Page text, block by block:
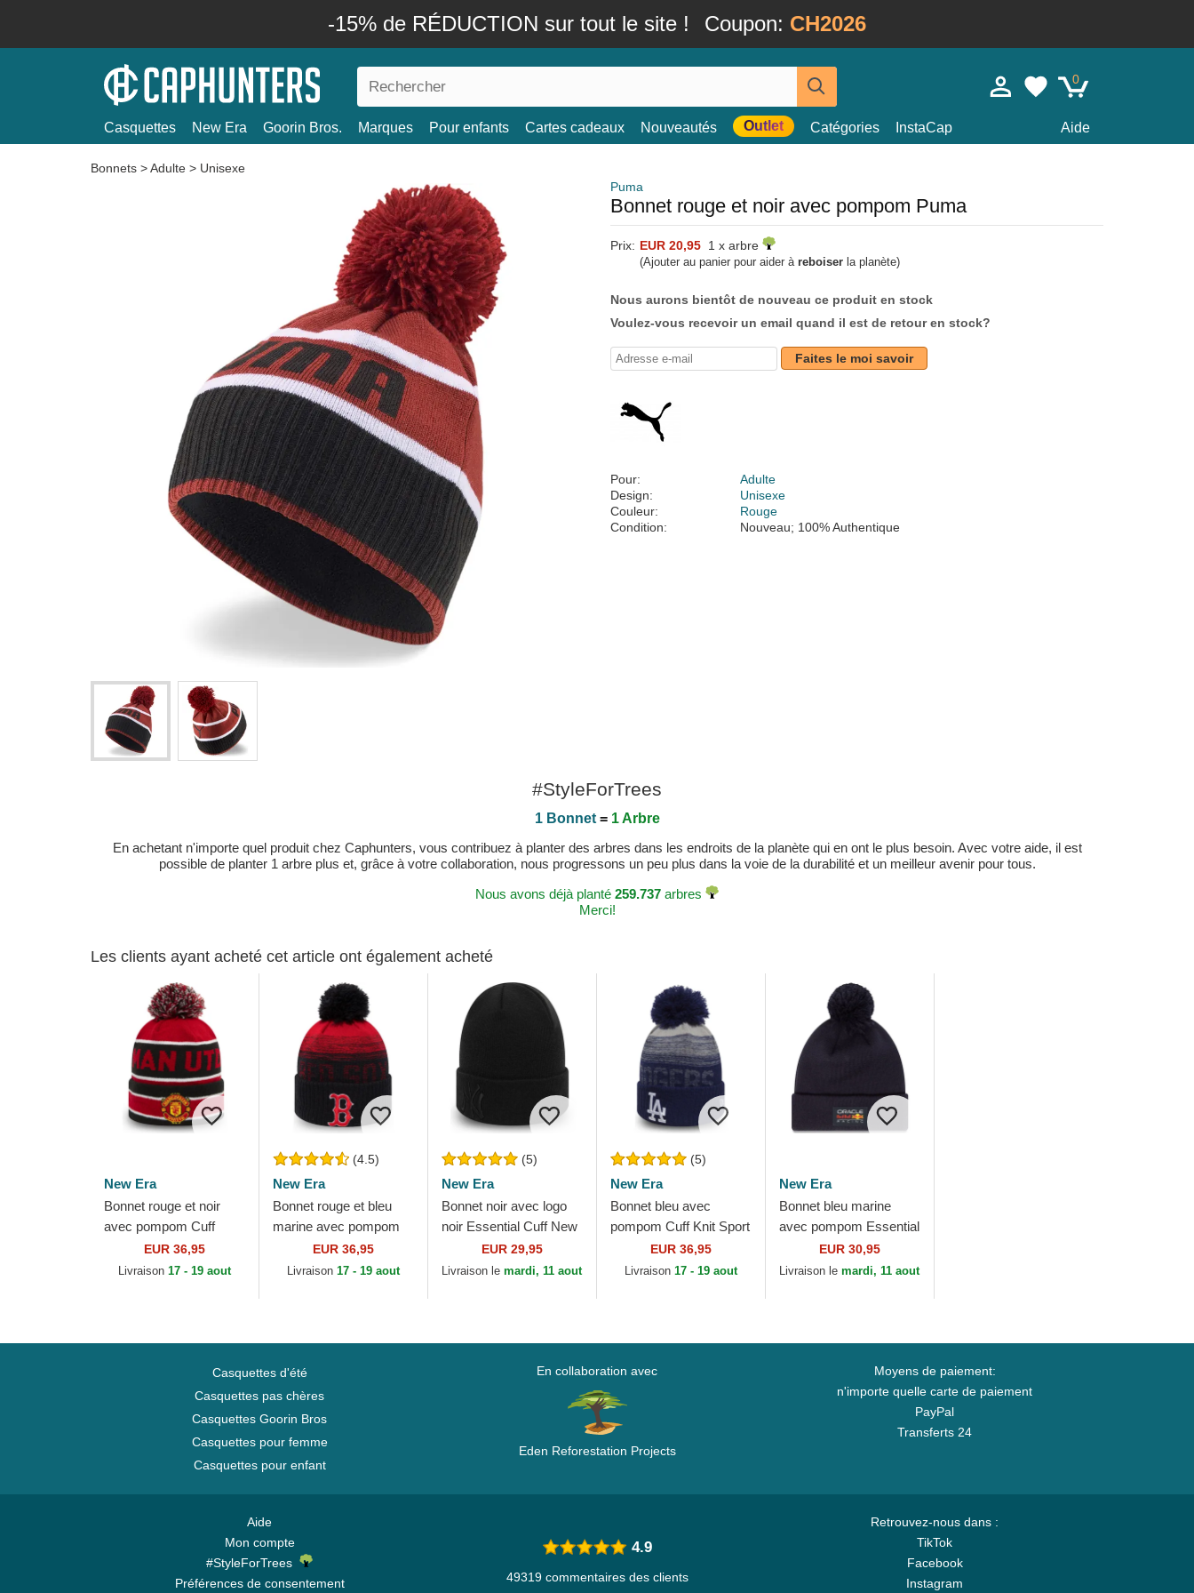
-15% de RÉDUCTION sur tout le site ! Coupon: CH2026
0
Casquettes New Era Goorin Bros. Marques Pour enfants Cartes cadeaux Nouveautés Outlet Catégories InstaCap Aide
Bonnets >Adulte > Unisexe
Puma
Bonnet rouge et noir avec pompom Puma
Prix: EUR 20,95 1 x arbre
(Ajouter au panier pour aider à reboiser la planète)
Nous aurons bientôt de nouveau ce produit en stock
Voulez-vous recevoir un email quand il est de retour en stock?
Faites le moi savoir
Pour:
Adulte
Design:
Unisexe
Couleur:
Rouge
Condition:
Nouveau; 100% Authentique
#StyleForTrees
1 Bonnet= 1 Arbre
En achetant n'importe quel produit chez Caphunters, vous contribuez à planter des arbres dans les endroits de la planète qui en ont le plus besoin. Avec votre aide, il est
possible de planter 1 arbre plus et, grâce à votre collaboration, nous progressons un peu plus dans la voie de la durabilité et un meilleur avenir pour tous.
Nous avons déjà planté 259.737 arbres
Merci!
Les clients ayant acheté cet article ont également acheté
New Era
Bonnet rouge et noir
avec pompom Cuff
Jake Manchester
United Football Club
EUR 36,95
Livraison 17 - 19 aout
(4.5)
New Era
Bonnet rouge et bleu
marine avec pompom
Sport Boston Red Sox
MLB New Era
EUR 36,95
Livraison 17 - 19 aout
(5)
New Era
Bonnet noir avec logo
noir Essential Cuff New
York Yankees MLB
New Era
EUR 29,95
Livraison lemardi, 11 aout
(5)
New Era
Bonnet bleu avec
pompom Cuff Knit Sport
Los Angeles Dodgers
MLB New Era
EUR 36,95
Livraison 17 - 19 aout
New Era
Bonnet bleu marine
avec pompom Essential
Red Bull Racing
Formula 1 New Era
EUR 30,95
Livraison lemardi, 11 aout
Casquettes d'été
Casquettes pas chères
Casquettes Goorin Bros
Casquettes pour femme
Casquettes pour enfant
En collaboration avec
Eden Reforestation Projects
Moyens de paiement:
n'importe quelle carte de paiement
PayPal
Transferts 24
Aide
Mon compte
#StyleForTrees
Préférences de consentement
Retrouvez-nous dans :
TikTok
Facebook
Instagram
4.9
49319 commentaires des clients